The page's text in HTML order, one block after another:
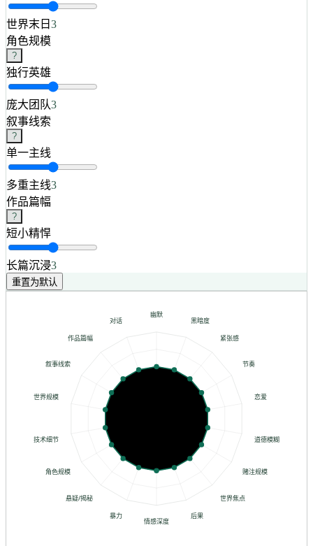
世界末日 3
角色规模
?
独行英雄
庞大团队3
叙事线索
?
单一主线
多重主线3
作品篇幅
?
短小精悍
长篇沉浸3
重置为默认
幽默
黑暗度
紧张感
节奏
恋爱
道德模糊
赌注规模
世界焦点
后果
情感深度
暴力
悬疑/揭秘
角色规模
技术细节
世界规模
叙事线索
作品篇幅
对话